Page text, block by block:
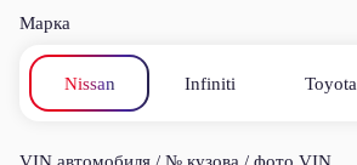
Марка
Nissan Infiniti Toyota
VIN автомобиля / № кузова / фото VIN